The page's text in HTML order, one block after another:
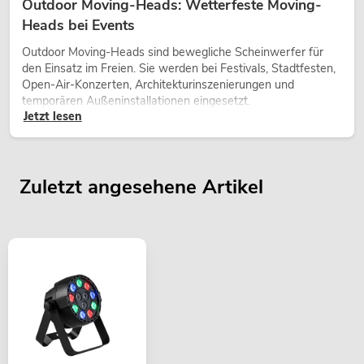
Outdoor Moving-Heads: Wetterfeste Moving-
Heads bei Events
Outdoor Moving-Heads sind bewegliche Scheinwerfer für
den Einsatz im Freien. Sie werden bei Festivals, Stadtfesten,
Open-Air-Konzerten, Architekturinszenierungen und
temporären Außeninstallationen eingesetzt.
Jetzt lesen
Zuletzt angesehene Artikel